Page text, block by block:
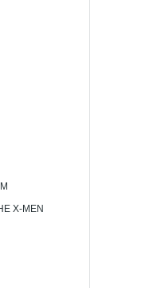
X-MEN